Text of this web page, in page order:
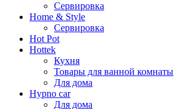
Сервировка
Home & Style
Сервировка
Hot Pot
Hottek
Кухня
Товары для ванной комнаты
Для дома
Hypno car
Для дома